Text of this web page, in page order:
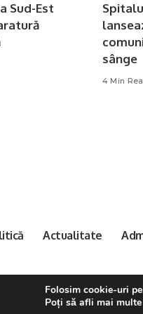
Sud-Est
sânge
4 Min
Actualitate
Folosim cookie-uri
Poți să afli mai